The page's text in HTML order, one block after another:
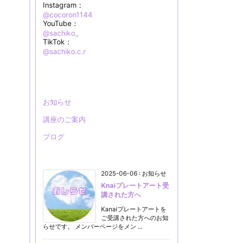
Instagram：
@cocoron1144
YouTube：
@sachiko_
TikTok：
@sachiko.c.r
お知らせ
講座のご案内
ブログ
2025-06-06 : お知らせ
Knaiプレートアート受
講された方へ
Kanaiプレートアートを
ご受講された方へのお知
らせです。 メンバーページをメン ...